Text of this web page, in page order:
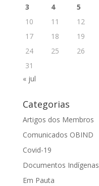
3
4 5
10
11 12
17
18 19
24
25 26
31
« jul
Categorias
Artigos dos Membros
Comunicados OBIND
Covid-19
Documentos Indígenas
Em Pauta